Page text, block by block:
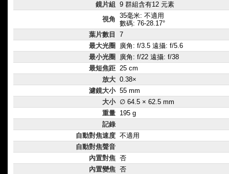
鏡片組
9 群組含有12 元素
視角 35毫米: 不適用
數碼: 76-28.17°
葉片數目
7
最大光圈
廣角: f/3.5 遠攝: f/5.6
最小光圈
廣角: f/22 遠攝: f/38
最短焦距 25 cm
放大 0.38×
濾鏡大小 55 mm
大小 ∅ 64.5 × 62.5 mm
重量 195 g
記錄
自動對焦速度 不適用
自動對焦聲音
內置對焦 否
內置變焦 否